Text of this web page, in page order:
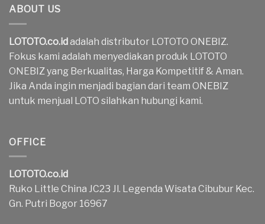
ABOUT US
LOTOTO.co.idadalah distributor LOTOTO ONEBIZ.
Fokus kami adalah menyediakan produk LOTOTO
ONEBIZ yang Berkualitas, Harga Kompetitif & Aman.
Jika Anda ingin menjadi bagian dari team ONEBIZ
untuk menjual LOTO silahkan hubungi kami.
OFFICE
LOTOTO.co.id
Ruko Little China JC23 Jl. Legenda Wisata Cibubur Kec.
Gn. Putri Bogor 16967